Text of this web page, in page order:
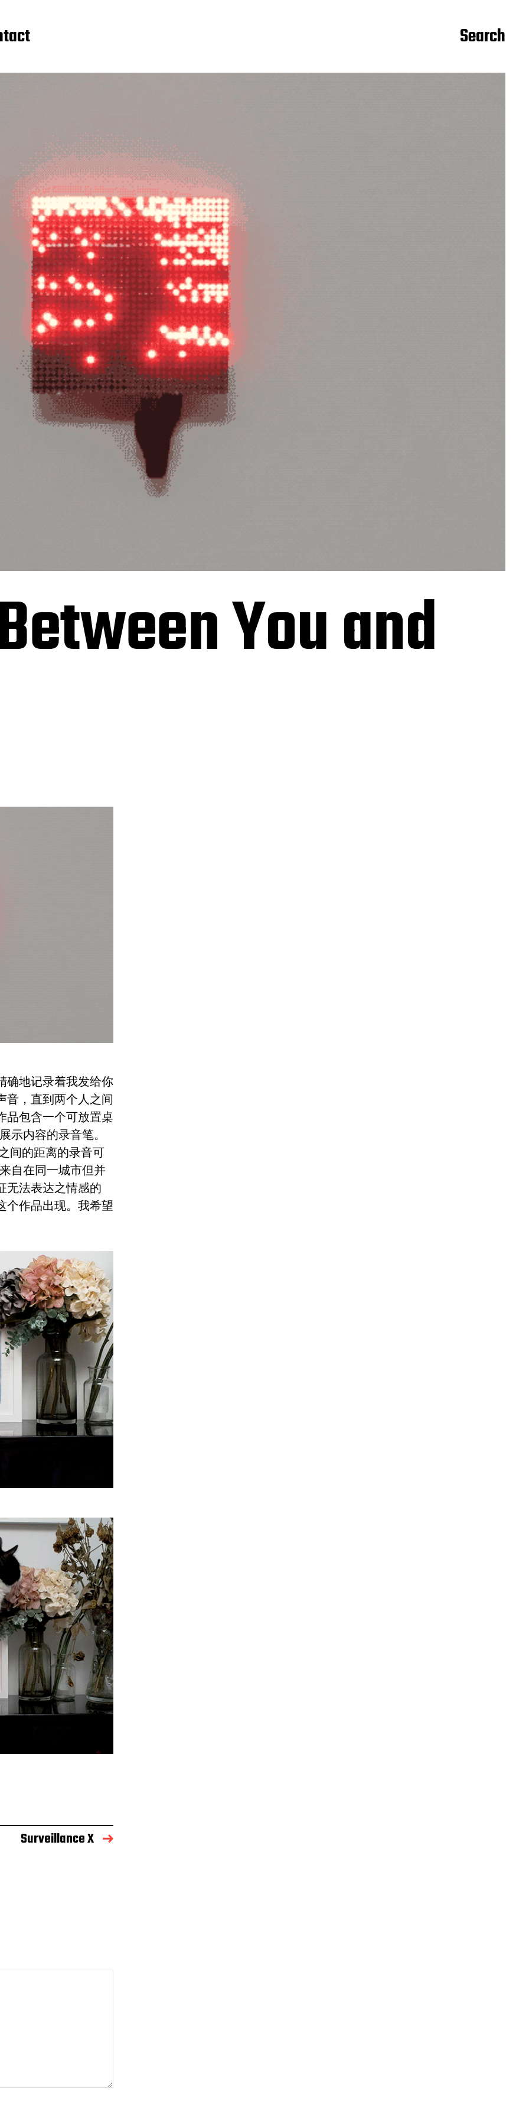
Search
You and
确地记录着我发给你
音，直到两个人之间
品包含一个可放置桌
内容的录音笔。
间的距离的录音可
自在同一城市但并
无法表达之情感的
个作品出现。我希望
Surveillance X